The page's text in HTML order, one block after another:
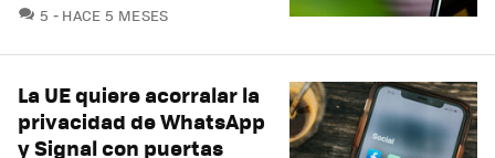
5 COMENTARIOS
HACE 5 MESES
La UE quiere acorralar la
privacidad de WhatsApp
y Signal con puertas